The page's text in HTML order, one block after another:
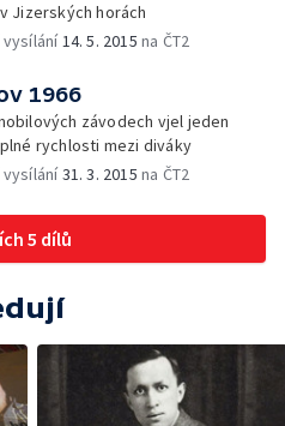
Jizerských horách
14. 5. 2015 na ČT2
1966
závodech vjel jeden
rychlosti mezi diváky
31. 3. 2015 na ČT2
5 dílů